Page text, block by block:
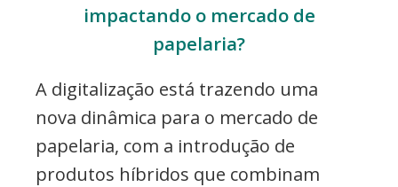
impactando o mercado de
papelaria?
A digitalização está trazendo uma
nova dinâmica para o mercado de
papelaria, com a introdução de
produtos híbridos que combinam